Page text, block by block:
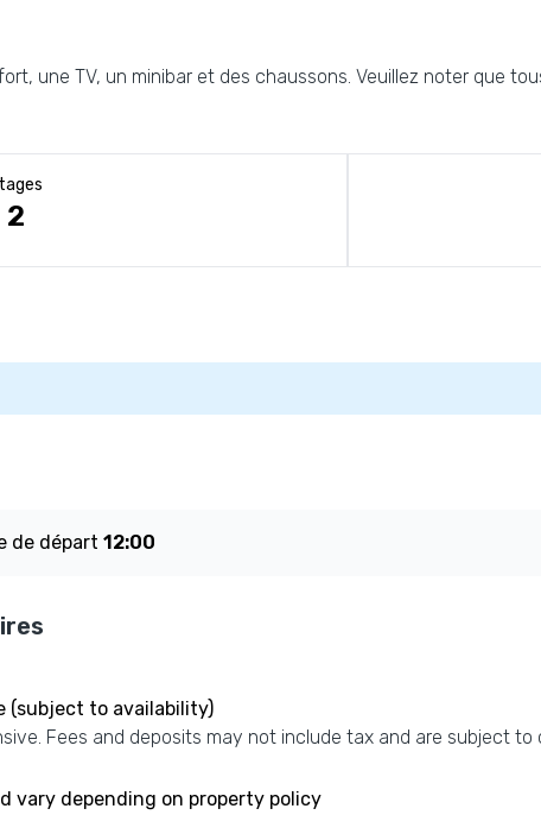
une TV, un minibar et des chaussons. Veuillez noter que
2
de départ 12:00
(subject to availability)
Fees and deposits may not include tax and are subject to
vary depending on property policy